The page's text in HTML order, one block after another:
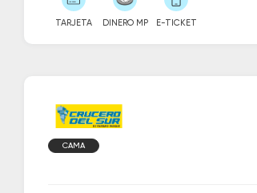
TARJETA DINERO MP E-TICKET
CAMA